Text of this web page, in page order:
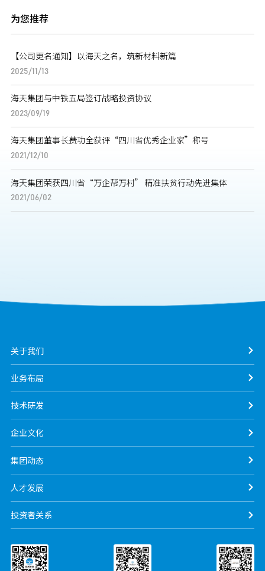
为您推荐
【公司更名通知】以海天之名，筑新材料新篇
2025/11/13
海天集团与中铁五局签订战略投资协议
2023/09/19
海天集团董事长费功全获评“四川省优秀企业家”称号
2021/12/10
海天集团荣获四川省“万企帮万村” 精准扶贫行动先进集体
2021/06/02
关于我们
业务布局
技术研发
企业文化
集团动态
人才发展
投资者关系